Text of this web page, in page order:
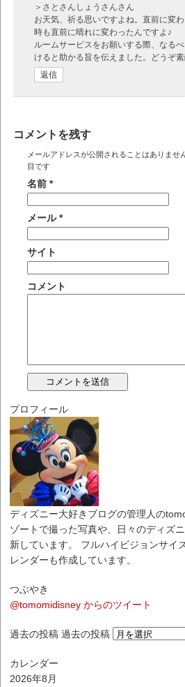
＞さとさんしょうさんさん
お天気、祈る思いですよね。直前に変
時も直前に晴れに変わったんですよ♪
ルームサービスをお願いする際、なる
けると助かる旨を伝えました。どうぞ
返信
コメントを残す
メールアドレスが公開されることはありませ
目です
名前*
メール*
サイト
コメント
プロフィール
ディズニー大好きブログの管理人の
ゾートで撮った写真や、日々のディズ
新しています。 フルハイビジョンサイ
レンダーも作成しています。
つぶやき
@tomomidisney からのツイート
過去の投稿過去の投稿
カレンダー
2026年8月